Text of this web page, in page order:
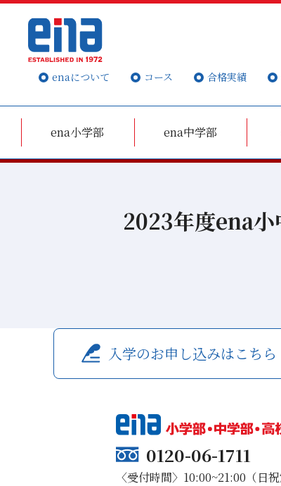
enaについて コース 合格実績
ena小学部 ena中学部
2023年度ena小
入学のお申し込みはこちら
0120-06-1711
〈受付時間〉10:00~21:00（日祝